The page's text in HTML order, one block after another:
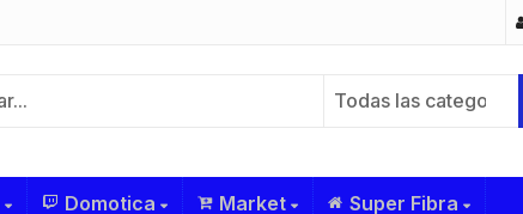
Todas las categorías
Domotica Market Super Fibra